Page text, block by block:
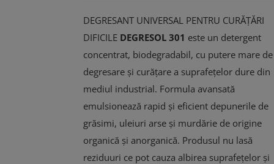
DEGRESANT UNIVERSAL PENTRU CURĂȚĂRI
DIFICILE DEGRESOL 301 este un detergent
concentrat, biodegradabil, cu putere mare de
degresare și curățare a suprafețelor dure din
mediul industrial. Formula avansată
emulsionează rapid și eficient depunerile de
grăsimi, uleiuri arse și murdărie de origine
organică și anorganică. Produsul nu lasă
reziduuri ce pot cauza albirea suprafețelor și